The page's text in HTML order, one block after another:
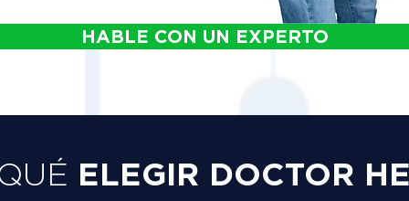
HABLE CON UN EXPERTO
ELEGIR DOCTOR